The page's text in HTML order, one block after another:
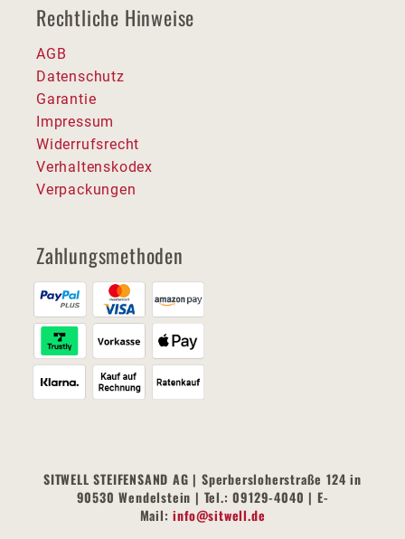
Rechtliche Hinweise
AGB
Datenschutz
Garantie
Impressum
Widerrufsrecht
Verhaltenskodex
Verpackungen
Zahlungsmethoden
SITWELL STEIFENSAND AG | Sperbersloherstraße 124 in
90530 Wendelstein | Tel.: 09129-4040 | E-
Mail:info@sitwell.de